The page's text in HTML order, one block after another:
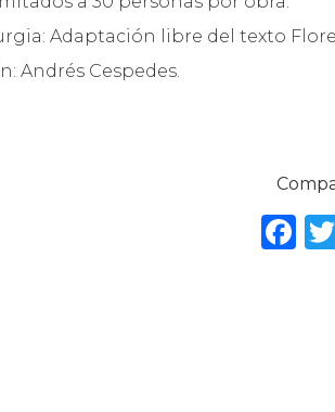
Adaptación libre del texto
Andrés Cespedes.
F